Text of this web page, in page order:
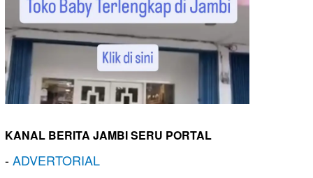
KANAL BERITA JAMBI SERU PORTAL
-ADVERTORIAL